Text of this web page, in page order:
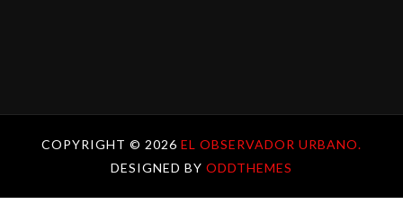
COPYRIGHT © 2026 EL OBSERVADOR URBANO.
DESIGNED BY ODDTHEMES